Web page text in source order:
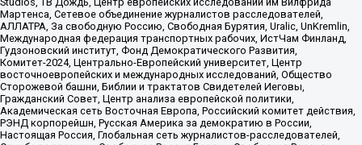
Мартенса, Сетевое объединение журналистов расследователей,
АЛЛАТРА, За свободную Россию, Свободная Бурятия, Uralic, UnKremlin,
Международная федерация транспортных рабочих, ИстЧам Финланд,
Гудзоновский институт, Фонд Демократического Развития,
Комитет-2024, Центрально-Европейский университет, Центр
восточноевропейских и международных исследований, Общество
Сторожевой башни, Библии и трактатов Свидетелей Иеговы,
Гражданский Совет, Центр анализа европейской политики,
Академическая сеть Восточная Европа, Российский комитет действия,
РЭНД корпорейшн, Русская Америка за демократию в России,
Настоящая Россия, Глобальная сеть журналистов-расследователей,